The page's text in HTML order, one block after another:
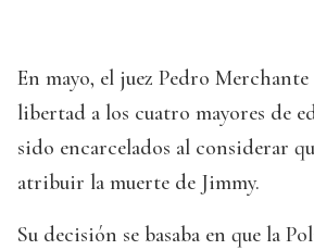
En mayo, el juez Pedro
libertad a los cuatro mayores de
sido encarcelados al considerar
atribuir la muerte de Jimmy.
Su decisión se basaba en que la